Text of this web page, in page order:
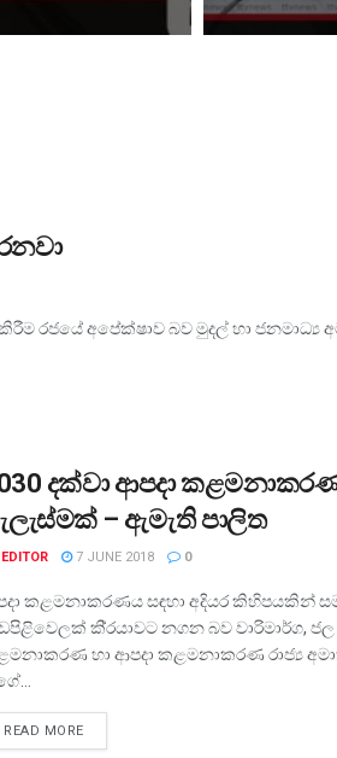
රජයේ අපේක්ෂාව බව මුදල් හා ජනමාධ්‍ය
දක්වා ආපදා
– ඇමැති පාලිත
EDITOR 7 JUNE 2018 0
කළමනාකරණය සඳහා අදියර කිහිපයකින්
කි‍්‍රයාවට නගන බව වාරිමාර්ග, ජල
හා ආපදා කළමනාකරණ රාජ්‍ය
READ MORE